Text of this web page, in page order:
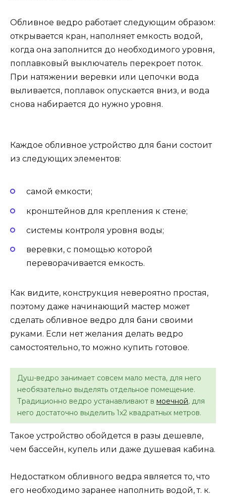
Обливное ведро работает следующим образом:
открывается кран, наполняет емкость водой,
когда она заполнится до необходимого уровня,
поплавковый выключатель перекроет поток.
При натяжении веревки или цепочки вода
выливается, поплавок опускается вниз, и вода
снова набирается до нужно уровня.
Каждое обливное устройство для бани состоит
из следующих элементов:
самой емкости;
кронштейнов для крепления к стене;
системы контроля уровня воды;
веревки, с помощью которой
переворачивается емкость.
Как видите, конструкция невероятно простая,
поэтому даже начинающий мастер может
сделать обливное ведро для бани своими
руками. Если нет желания делать ведро
самостоятельно, то можно купить готовое.
Душ-ведро занимает совсем мало места, для него
необязательно выделять отдельное помещение.
Традиционно ведро устанавливают в моечной, для
него достаточно выделить 1х2 квадратных метров.
Такое устройство обойдется в разы дешевле,
чем бассейн, купель или даже душевая кабина.
Недостатком обливного ведра является то, что
его необходимо заранее наполнить водой, т. к.